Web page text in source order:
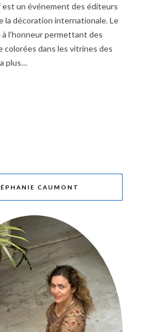
est un événement des éditeurs
la décoration internationale. Le
à l’honneur permettant des
colorées dans les vitrines des
plus…
CAUMONT